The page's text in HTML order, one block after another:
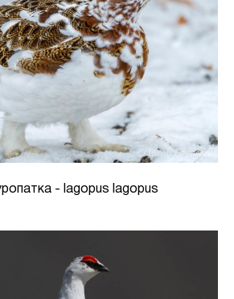
- lagopus lagopus